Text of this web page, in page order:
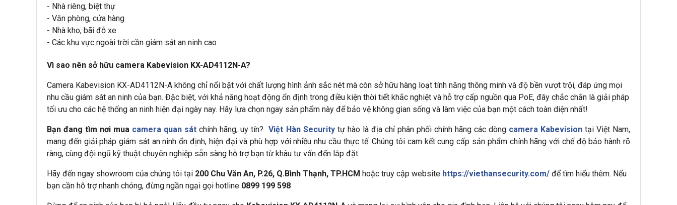
- Nhà riêng, biệt thự
- Văn phòng, cửa hàng
- Nhà kho, bãi đỗ xe
- Các khu vực ngoài trời cần giám sát an ninh cao
Vì sao nên sở hữu camera Kabevision KX-AD4112N-A?
Camera Kabevision KX-AD4112N-A không chỉ nổi bật với chất lượng hình ảnh sắc nét mà còn sở hữu hàng loạt tính năng thông minh và độ bền vượt trội, đáp ứng mọi
nhu cầu giám sát an ninh của bạn. Đặc biệt, với khả năng hoạt động ổn định trong điều kiện thời tiết khắc nghiệt và hỗ trợ cấp nguồn qua PoE, đây chắc chắn là giải pháp
tối ưu cho các hệ thống an ninh hiện đại ngày nay. Hãy lựa chọn ngay sản phẩm này để bảo vệ không gian sống và làm việc của bạn một cách toàn diện nhất!
Bạn đang tìm nơi mua camera quan sát chính hãng, uy tín?Việt Hàn Securitytự hào là địa chỉ phân phối chính hãng các dòng camera Kabevision tại Việt Nam,
mang đến giải pháp giám sát an ninh ổn định, hiện đại và phù hợp với nhiều nhu cầu thực tế. Chúng tôi cam kết cung cấp sản phẩm chính hãng với chế độ bảo hành rõ
ràng, cùng đội ngũ kỹ thuật chuyên nghiệp sẵn sàng hỗ trợ bạn từ khâu tư vấn đến lắp đặt.
Hãy đến ngay showroom của chúng tôi tại 200 Chu Văn An, P.26, Q.Bình Thạnh, TP.HCM hoặc truy cập website https://viethansecurity.com/ để tìm hiểu thêm. Nếu
bạn cần hỗ trợ nhanh chóng, đừng ngần ngại gọi hotline 0899 199 598